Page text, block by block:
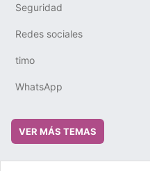
Seguridad
Redes sociales
timo
WhatsApp
VER MÁS TEMAS